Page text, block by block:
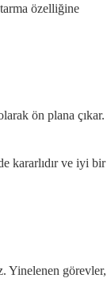
özelliğine
ön plana çıkar.
kararlıdır ve iyi bir
Yinelenen görevler,